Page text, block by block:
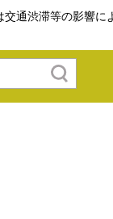
通渋滞等の影響